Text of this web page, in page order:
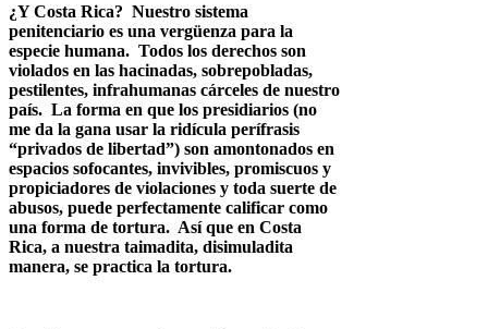
¿Y Costa Rica? Nuestro sistema
penitenciario es una vergüenza para la
especie humana. Todos los derechos son
violados en las hacinadas, sobrepobladas,
pestilentes, infrahumanas cárceles de nuestro
país. La forma en que los presidiarios (no
me da la gana usar la ridícula perífrasis
“privados de libertad”) son amontonados en
espacios sofocantes, invivibles, promiscuos y
propiciadores de violaciones y toda suerte de
abusos, puede perfectamente calificar como
una forma de tortura. Así que en Costa
Rica, a nuestra taimadita, disimuladita
manera, se practica la tortura.